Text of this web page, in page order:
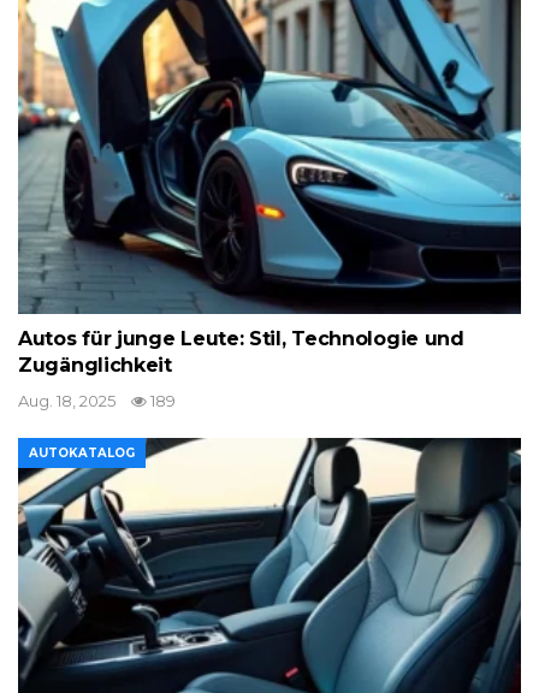
Autos für junge Leute: Stil, Technologie und
Zugänglichkeit
Aug. 18, 2025 189
AUTOKATALOG